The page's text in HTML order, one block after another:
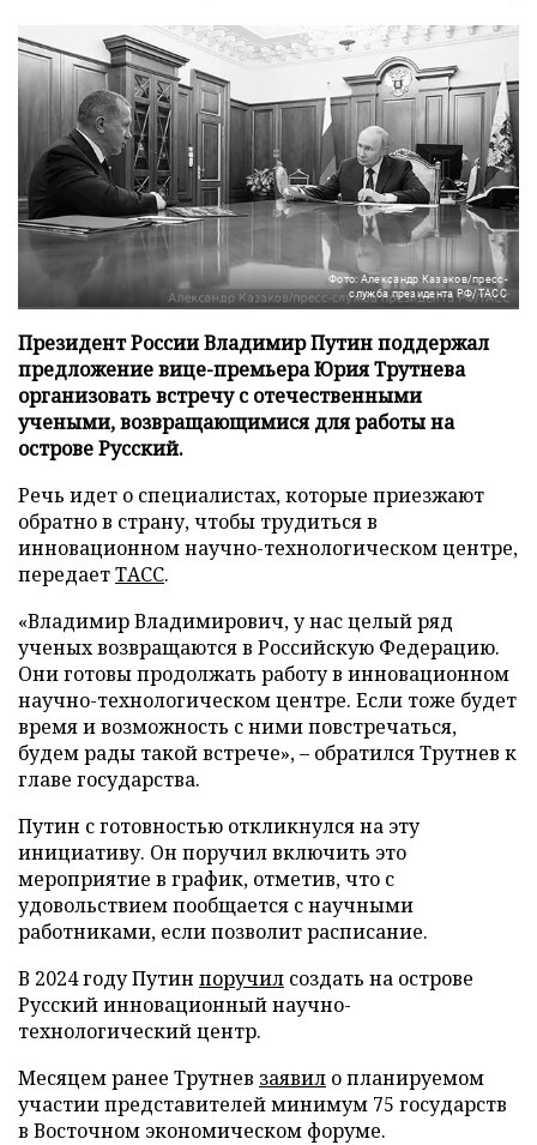
Фото: Александр Казаков/пресс-
служба президента РФ/ТАСС
Президент России Владимир Путин поддержал
предложение вице-премьера Юрия Трутнева
организовать встречу с отечественными
учеными, возвращающимися для работы на
острове Русский.
Речь идет о специалистах, которые приезжают
обратно в страну, чтобы трудиться в
инновационном научно-технологическом центре,
передаетТАСС.
«Владимир Владимирович, у нас целый ряд
ученых возвращаются в Российскую Федерацию.
Они готовы продолжать работу в инновационном
научно-технологическом центре. Если тоже будет
время и возможность с ними повстречаться,
будем рады такой встрече», – обратился Трутнев к
главе государства.
Путин с готовностью откликнулся на эту
инициативу. Он поручил включить это
мероприятие в график, отметив, что с
удовольствием пообщается с научными
работниками, если позволит расписание.
В 2024 году Путин поручил создать на острове
Русский инновационный научно-
технологический центр.
Месяцем ранее Трутнев заявил о планируемом
участии представителей минимум 75 государств
в Восточном экономическом форуме.